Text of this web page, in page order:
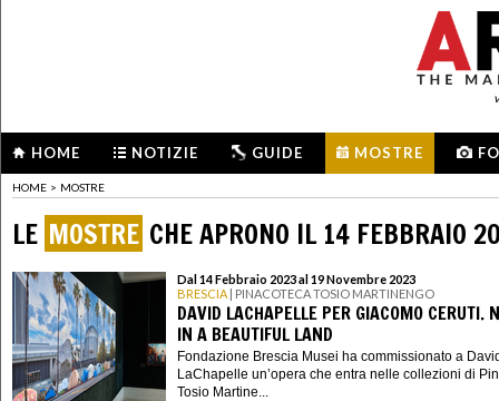
HOME NOTIZIE GUIDE MOSTRE
HOME > MOSTRE
LE MOSTRE CHE APRONO IL 14 FEBBRAIO
Dal 14 Febbraio 2023 al 19 Novembre 2023
BRESCIA | PINACOTECA TOSIO MARTINENGO
DAVID LACHAPELLE PER GIACOMO CERUTI.
IN A BEAUTIFUL LAND
Fondazione Brescia Musei ha commissionato a
LaChapelle un’opera che entra nelle collezioni di
Tosio Martine...